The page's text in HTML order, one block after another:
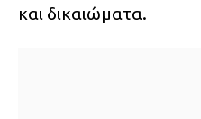
και δικαιώματα.